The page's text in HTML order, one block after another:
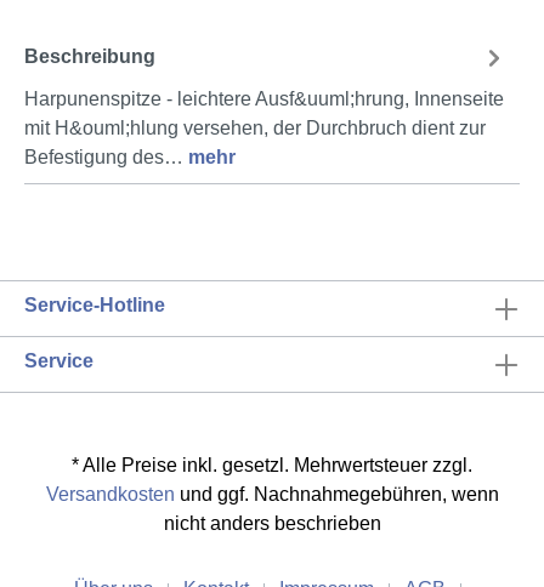
Beschreibung
Harpunenspitze - leichtere Ausf&uuml;hrung, Innenseite
mit H&ouml;hlung versehen, der Durchbruch dient zur
Befestigung des… mehr
Service-Hotline
Service
* Alle Preise inkl. gesetzl. Mehrwertsteuer zzgl.
Versandkosten und ggf. Nachnahmegebühren, wenn
nicht anders beschrieben